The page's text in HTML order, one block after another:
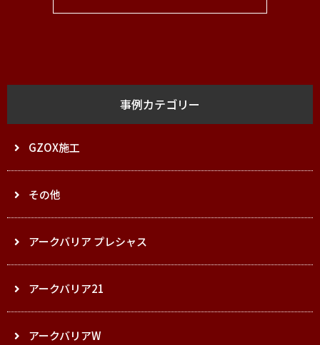
事例カテゴリー
GZOX施工
その他
アークバリア プレシャス
アークバリア21
アークバリアW